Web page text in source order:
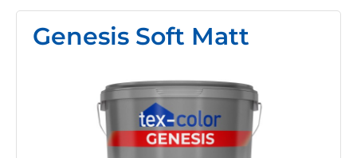
Genesis Soft Matt